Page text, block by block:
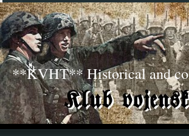
**KVHT** Historical and